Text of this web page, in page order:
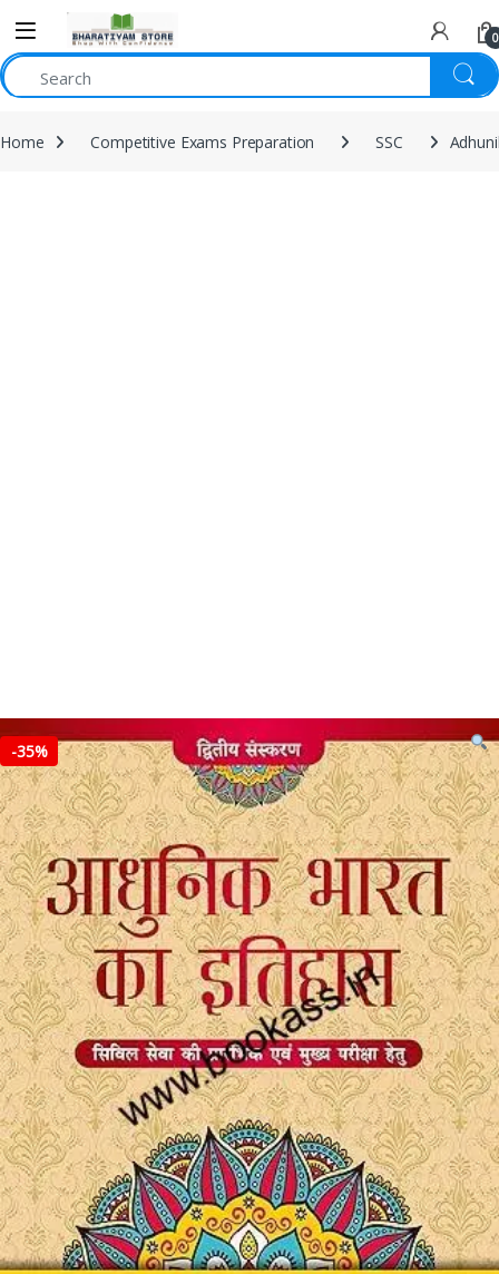
0
Home Competitive Exams Preparation SSC
-35%
Competitive Exams Preparation,Mains,McGraw Hill,Miscellaneous,Prelims,
SSC,State PSC,Top Picks,Top Picks By Aspirants,UPSC